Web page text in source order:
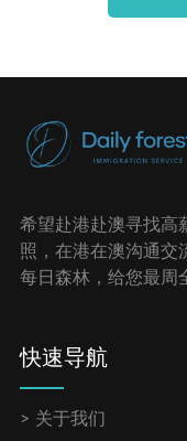
希望赴港赴澳寻找高
照，在港在澳沟通交
每日森林，给您最周
快速导航
关于我们